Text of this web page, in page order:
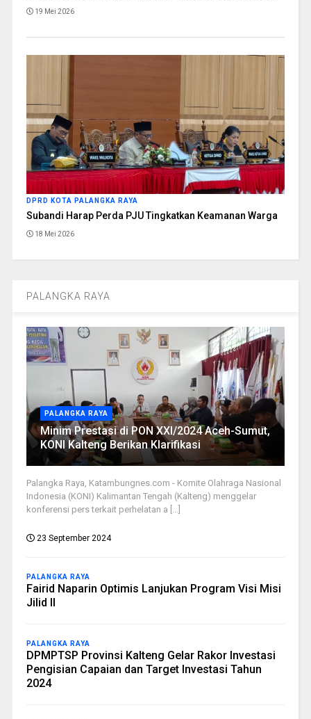
19 Mei 2026
DPRD KOTA PALANGKA RAYA
Subandi Harap Perda PJU Tingkatkan Keamanan Warga
18 Mei 2026
PALANGKA RAYA
PALANGKA RAYA
Minim Prestasi di PON XXI/2024 Aceh-Sumut,
KONI Kalteng Berikan Klarifikasi
Palangka Raya, Katambungnes.com - Komite Olahraga Nasional
Indonesia (KONI) Kalimantan Tengah (Kalteng) menggelar
konferensi pers terkait perhelatan a [...]
23 September 2024
PALANGKA RAYA
Fairid Naparin Optimis Lanjukan Program Visi Misi
Jilid II
PALANGKA RAYA
DPMPTSP Provinsi Kalteng Gelar Rakor Investasi
Pengisian Capaian dan Target Investasi Tahun
2024